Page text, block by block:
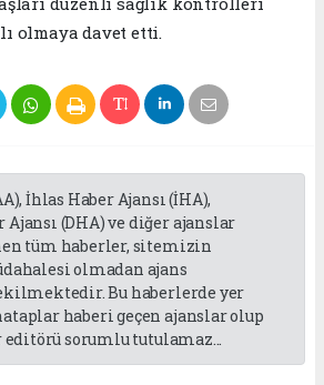
olmaya davet etti.
İhlas Haber Ajansı (İHA),
(DHA) ve diğer ajanslar
tüm haberler, sitemizin
olmadan ajans
Bu haberlerde yer
haberi geçen ajanslar olup
sorumlu tutulamaz...